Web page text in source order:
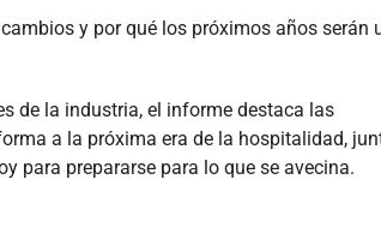
y por qué los próximos años serán
de la industria, el informe destaca las
a la próxima era de la hospitalidad,
para prepararse para lo que se avecina.